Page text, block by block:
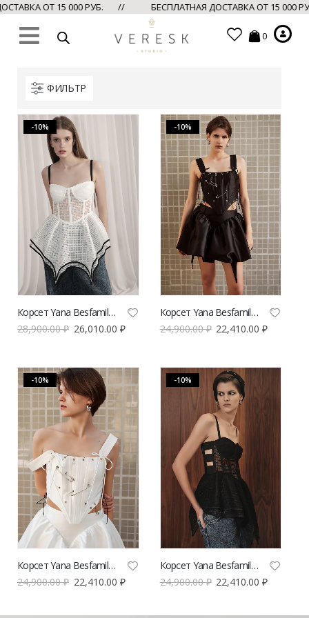
ОТ 15 000 РУБ. // БЕСПЛАТНАЯ ДОСТАВКА ОТ 15
0
ФИЛЬТР
-10%
Корсет Yana Besfamilnaya рифы белого цвета
28,900.00₽ 26,010.00 ₽
-10%
Корсет Yana Besfamilnaya с булавками черного цвета
24,900.00₽ 22,410.00₽
-10%
Корсет Yana Besfamilnaya с булавками белого цвета
24,900.00₽ 22,410.00 ₽
-10%
Корсет Yana Besfamilnaya рифы черного цвета
24,900.00₽ 22,410.00₽